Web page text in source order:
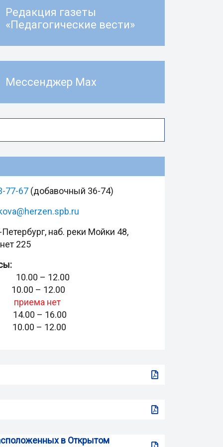
Редакция газеты
«Педагогические вести»
Мессенджер Max
77-67 (добавочный 36-74)
наб. реки Мойки 48,
225
10.00 – 12.00
– 12.00
нет
– 16.00
– 12.00
в Открытом